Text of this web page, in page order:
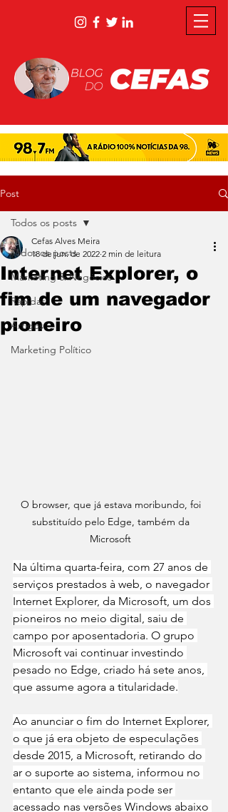
Post
Todos os posts
Marketing & Negócios
Rápidas
Artigos
Marketing Político
Todos os posts
Internet Explorer, o
fim de um navegador
pioneiro
Cefas Alves Meira
18 de jun. de 2022 2 min de leitura
O browser, que já estava moribundo, foi
substituído pelo Edge, também da
Microsoft
Na última quarta-feira, com 27 anos de
serviços prestados à web, o navegador
Internet Explorer, da Microsoft, um dos
pioneiros no meio digital, saiu de
campo por aposentadoria. O grupo
Microsoft vai continuar investindo
pesado no Edge, criado há sete anos,
que assume agora a titularidade.
Ao anunciar o fim do Internet Explorer,
o que já era objeto de especulações
desde 2015, a Microsoft, retirando do
ar o suporte ao sistema, informou no
entanto que ele ainda pode ser
acessado nas versões Windows abaixo